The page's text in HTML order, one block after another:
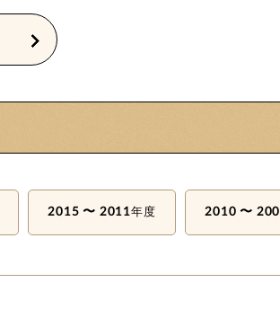
2015 〜 2011年度 2010 〜